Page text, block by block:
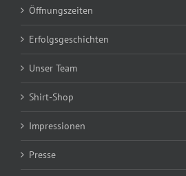
Öffnungszeiten
Erfolgsgeschichten
Unser Team
Shirt-Shop
Impressionen
Presse